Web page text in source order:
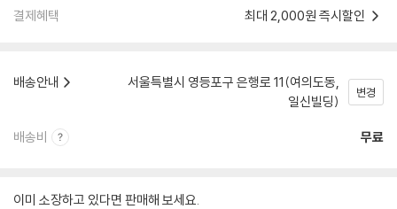
결제혜택 최대 2,000원 즉시할인
배송안내
서울특별시 영등포구 은행로 11(여의도동,
일신빌딩)
변경
배송비 무료
이미 소장하고 있다면 판매해 보세요.